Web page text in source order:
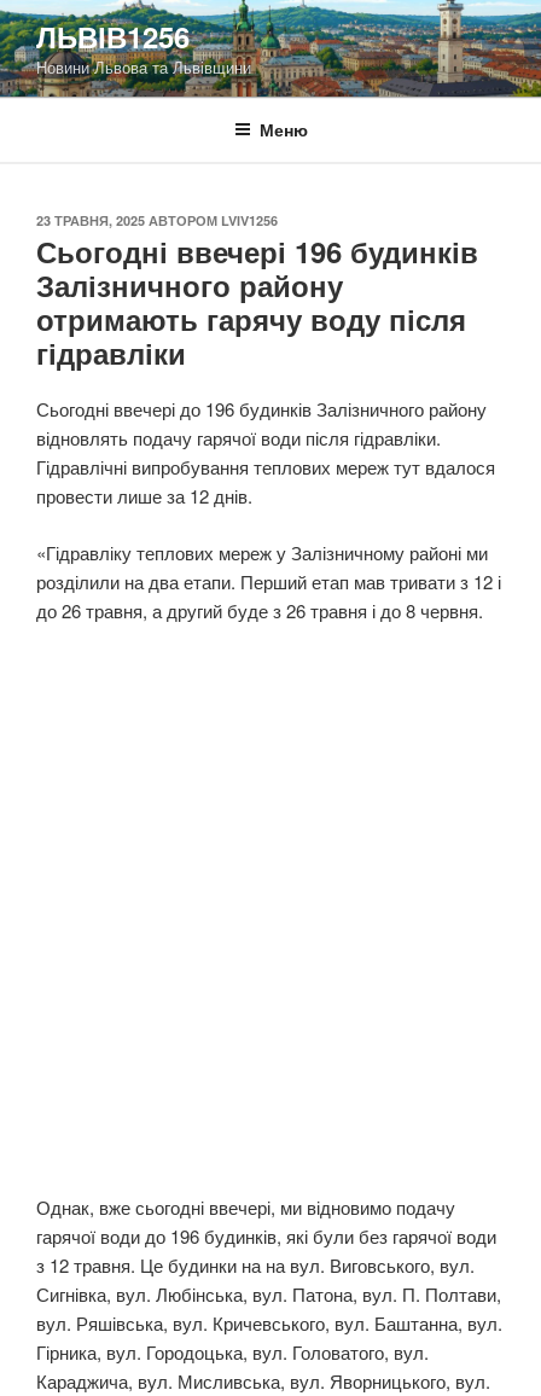
Перейти
до
вмісту
ЛЬВІВ1256
Новини Львова та Львівщини
Меню
ОПУБЛІКОВАНО
23 ТРАВНЯ, 2025 АВТОРОМ LVIV1256
Сьогодні ввечері 196 будинків
Залізничного району
отримають гарячу воду після
гідравліки
Сьогодні ввечері до 196 будинків Залізничного району
відновлять подачу гарячої води після гідравліки.
Гідравлічні випробування теплових мереж тут вдалося
провести лише за 12 днів.
«Гідравліку теплових мереж у Залізничному районі ми
розділили на два етапи. Перший етап мав тривати з 12 і
до 26 травня, а другий буде з 26 травня і до 8 червня.
Однак, вже сьогодні ввечері, ми відновимо подачу
гарячої води до 196 будинків, які були без гарячої води
з 12 травня. Це будинки на на вул. Виговського, вул.
Сигнівка, вул. Любінська, вул. Патона, вул. П. Полтави,
вул. Ряшівська, вул. Кричевського, вул. Баштанна, вул.
Гірника, вул. Городоцька, вул. Головатого, вул.
Караджича, вул. Мисливська, вул. Яворницького, вул.